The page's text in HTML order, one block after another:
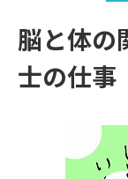
大学・短大の資
総合型選抜・学校推
集要項＆願書
脳と体の
士の仕事